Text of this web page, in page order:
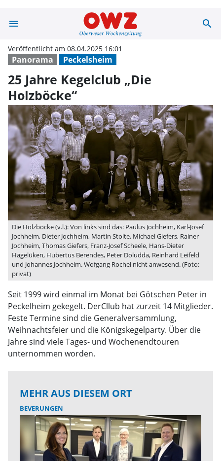
menu 25 Jahre search
Panorama Peckelsheim
Veröffentlicht am 08.04.2025 16:01
25 Jahre Kegelclub „Die
Holzböcke“
Die Holzböcke (v.l.): Von links sind das: Paulus Jochheim, Karl-Josef
Jochheim, Dieter Jochheim, Martin Stolte, Michael Giefers, Rainer
Jochheim, Thomas Giefers, Franz-Josef Scheele, Hans-Dieter
Hagelüken, Hubertus Berendes, Peter Doludda, Reinhard Leifeld
und Johannes Jochheim. Wofgang Rochel nicht anwesend. (Foto:
privat)
Seit 1999 wird einmal im Monat bei Götschen Peter in
Peckelheim gekegelt. DerCllub hat zurzeit 14 Mitglieder.
Feste Termine sind die Generalversammlung,
Weihnachtsfeier und die Königskegelparty. Über die
Jahre sind viele Tages- und Wochenendtouren
unternommen worden.
MEHR AUS DIESEM ORT
BEVERUNGEN